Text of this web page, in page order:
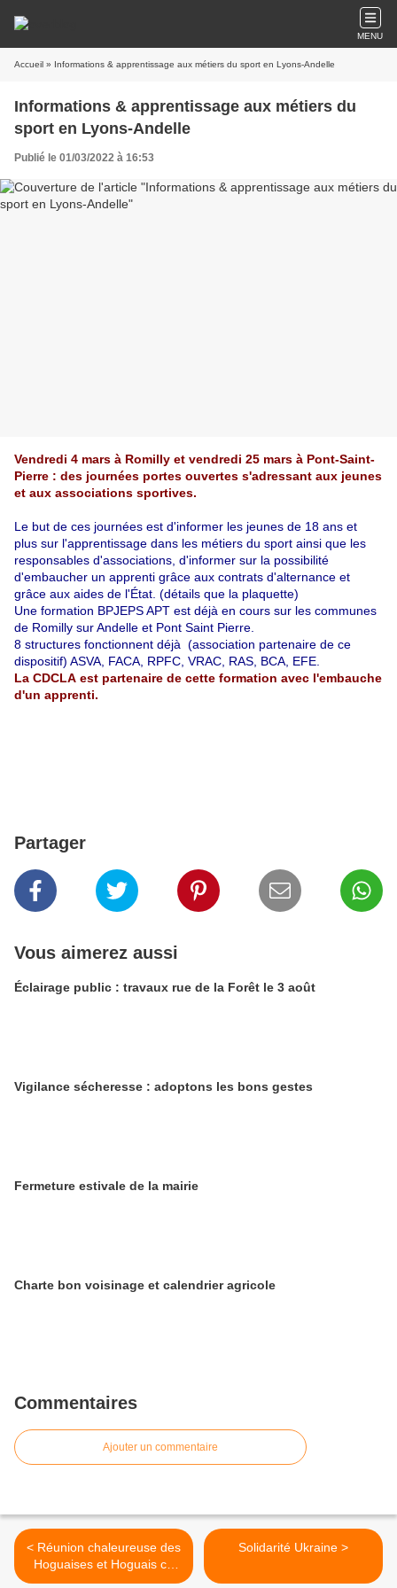
MENU
Accueil » Informations & apprentissage aux métiers du sport en Lyons-Andelle
Informations & apprentissage aux métiers du
sport en Lyons-Andelle
Publié le 01/03/2022 à 16:53
Vendredi 4 mars à Romilly et vendredi 25 mars à Pont-Saint-
Pierre : des journées portes ouvertes s'adressant aux jeunes
et aux associations sportives.
Le but de ces journées est d'informer les jeunes de 18 ans et
plus sur l'apprentissage dans les métiers du sport ainsi que les
responsables d'associations, d'informer sur la possibilité
d'embaucher un apprenti grâce aux contrats d'alternance et
grâce aux aides de l'État. (détails que la plaquette)
Une formation BPJEPS APT est déjà en cours sur les communes
de Romilly sur Andelle et Pont Saint Pierre.
8 structures fonctionnent déjà (association partenaire de ce
dispositif) ASVA, FACA, RPFC, VRAC, RAS, BCA, EFE.
La CDCLA est partenaire de cette formation avec l'embauche
d'un apprenti.
Partager
Vous aimerez aussi
Éclairage public : travaux rue de la Forêt le 3 août
Vigilance sécheresse : adoptons les bons gestes
​​​​​​​Fermeture estivale de la mairie
Charte bon voisinage et calendrier agricole
Commentaires
Ajouter un commentaire
< Réunion chaleureuse des
Hoguaises et Hoguais ce
samedi
Solidarité Ukraine >